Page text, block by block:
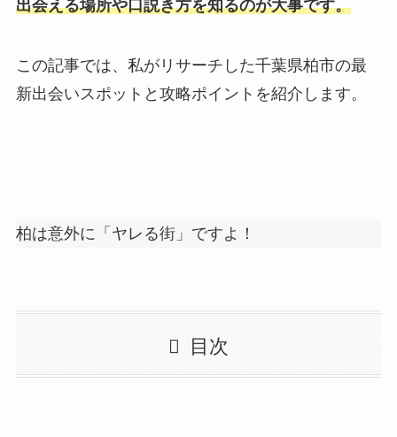
出会える場所や口説き方を知るのが大事です。
この記事では、私がリサーチした千葉県柏市の最
新出会いスポットと攻略ポイントを紹介します。
柏は意外に「ヤレる街」ですよ！
目次